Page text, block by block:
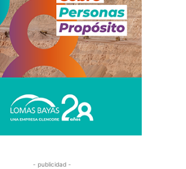
- publicidad -